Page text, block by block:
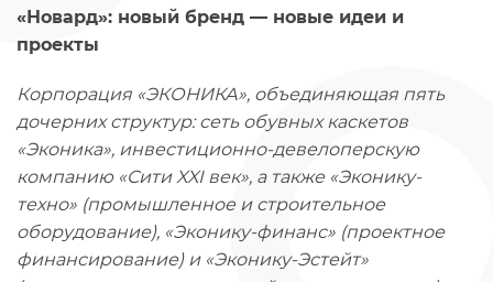
«Новард»: новый бренд — новые идеи и
проекты
Корпорация «ЭКОНИКА», объединяющая пять
дочерних структур: сеть обувных каскетов
«Эконика», инвестиционно-девелоперскую
компанию «Сити XXI век», а также «Эконику-
техно» (промышленное и строительное
оборудование), «Эконику-финанс» (проектное
финансирование) и «Эконику-Эстейт»